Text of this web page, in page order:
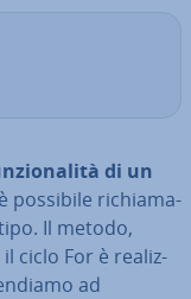
di un
possibile ri­chia­ma­
Il metodo,
ciclo For è rea­liz­
ad